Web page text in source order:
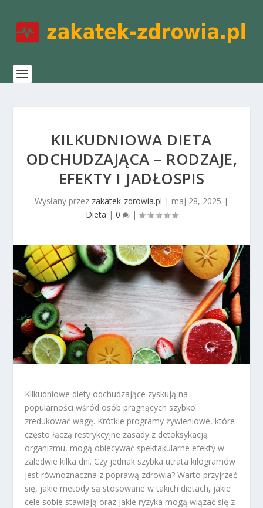
KILKUDNIOWA DIETA
ODCHUDZAJĄCA – RODZAJE,
EFEKTY I JADŁOSPIS
Wysłany przez zakatek-zdrowia.pl | maj 28, 2025 |
Dieta | 0 |
Kilkudniowe diety odchudzające zyskują na
popularności wśród osób pragnących szybko
zredukować wagę. Krótkie programy żywieniowe, które
często łączą restrykcyjne zasady z detoksykacją
organizmu, mogą obiecywać spektakularne efekty w
zaledwie kilka dni. Czy jednak szybka utrata kilogramów
jest równoznaczna z poprawą zdrowia? Warto przyjrzeć
się, jakie metody są stosowane w takich dietach, jakie
cele sobie stawiają oraz jakie ryzyka mogą wiązać się z